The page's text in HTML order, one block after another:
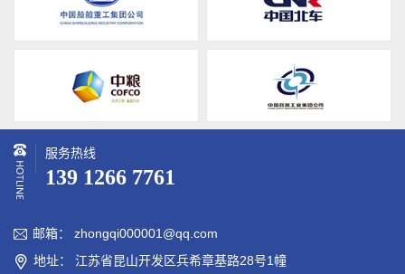
服务热线
139 1266 7761
 邮箱： zhongqi000001@qq.com
 地址： 江苏省昆山开发区兵希章基路28号1幢